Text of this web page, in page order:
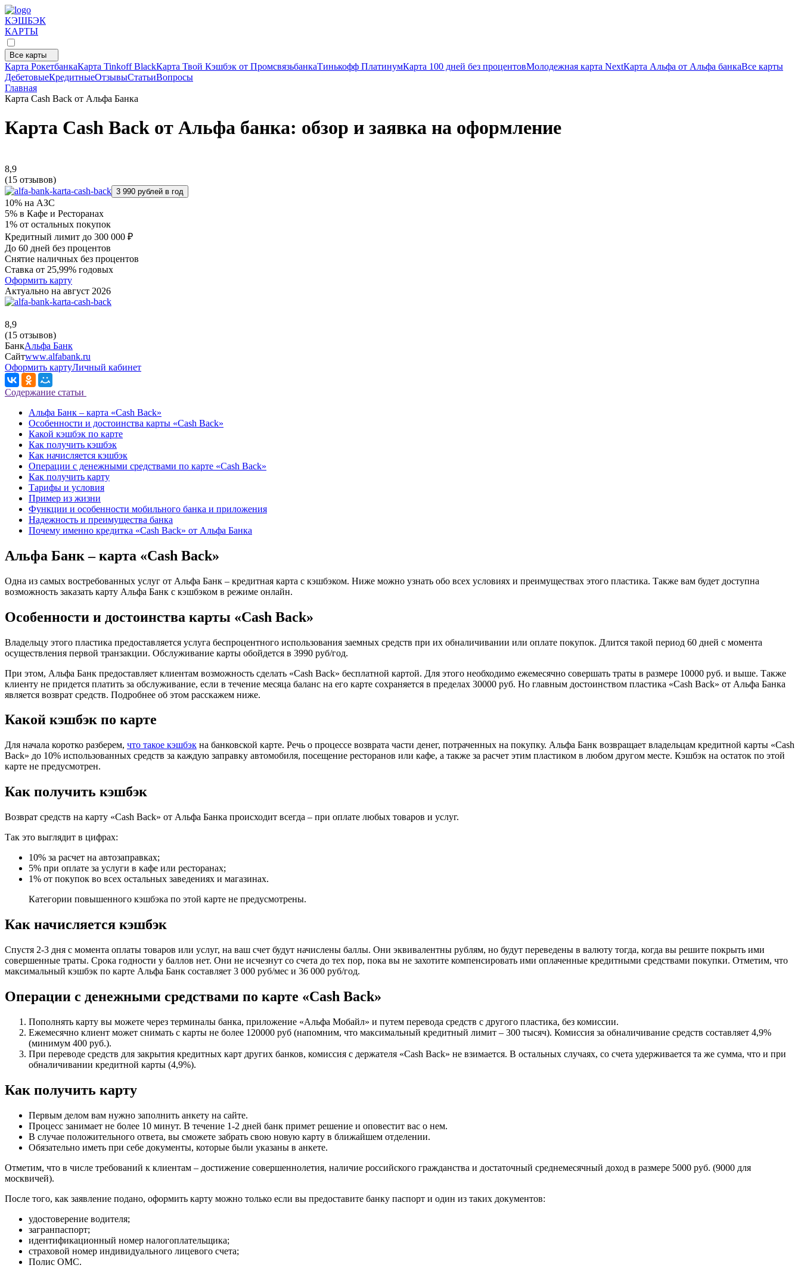
КЭШБЭК
КАРТЫ
Все карты
Карта РокетбанкаКарта Tinkoff BlackКарта Твой Кэшбэк от ПромсвязьбанкаТинькофф ПлатинумКарта 100 дней без процентовМолодежная карта NextКарта Альфа от Альфа банкаВсе карты
ДебетовыеКредитныеОтзывыСтатьиВопросы
Главная
Карта Cash Back от Альфа Банка
Карта Cash Back от Альфа банка: обзор и заявка на оформление
8,9
(15 отзывов)
3 990 рублей в год
10% на АЗС
5% в Кафе и Ресторанах
1% от остальных покупок
Кредитный лимит до 300 000 ₽
До 60 дней без процентов
Снятие наличных без процентов
Ставка от 25,99% годовых
Оформить карту
Актуально на август 2026
8,9
(15 отзывов)
БанкАльфа Банк
Сайтwww.alfabank.ru
Оформить картуЛичный кабинет
Содержание статьи
Альфа Банк – карта «Cash Back»
Особенности и достоинства карты «Cash Back»
Какой кэшбэк по карте
Как получить кэшбэк
Как начисляется кэшбэк
Операции с денежными средствами по карте «Cash Back»
Как получить карту
Тарифы и условия
Пример из жизни
Функции и особенности мобильного банка и приложения
Надежность и преимущества банка
Почему именно кредитка «Cash Back» от Альфа Банка
Альфа Банк – карта «Cash Back»
Одна из самых востребованных услуг от Альфа Банк – кредитная карта с кэшбэком. Ниже можно узнать обо всех условиях и преимуществах этого пластика. Также вам будет доступна
возможность заказать карту Альфа Банк с кэшбэком в режиме онлайн.
Особенности и достоинства карты «Cash Back»
Владельцу этого пластика предоставляется услуга беспроцентного использования заемных средств при их обналичивании или оплате покупок. Длится такой период 60 дней с момента
осуществления первой транзакции. Обслуживание карты обойдется в 3990 руб/год.
При этом, Альфа Банк предоставляет клиентам возможность сделать «Cash Back» бесплатной картой. Для этого необходимо ежемесячно совершать траты в размере 10000 руб. и выше. Также
клиенту не придется платить за обслуживание, если в течение месяца баланс на его карте сохраняется в пределах 30000 руб. Но главным достоинством пластика «Cash Back» от Альфа Банка
является возврат средств. Подробнее об этом расскажем ниже.
Какой кэшбэк по карте
Для начала коротко разберем, что такое кэшбэк на банковской карте. Речь о процессе возврата части денег, потраченных на покупку. Альфа Банк возвращает владельцам кредитной карты «Cash
Back» до 10% использованных средств за каждую заправку автомобиля, посещение ресторанов или кафе, а также за расчет этим пластиком в любом другом месте. Кэшбэк на остаток по этой
карте не предусмотрен.
Как получить кэшбэк
Возврат средств на карту «Cash Back» от Альфа Банка происходит всегда – при оплате любых товаров и услуг.
Так это выглядит в цифрах:
10% за расчет на автозаправках;
5% при оплате за услуги в кафе или ресторанах;
1% от покупок во всех остальных заведениях и магазинах.
Категории повышенного кэшбэка по этой карте не предусмотрены.
Как начисляется кэшбэк
Спустя 2-3 дня с момента оплаты товаров или услуг, на ваш счет будут начислены баллы. Они эквивалентны рублям, но будут переведены в валюту тогда, когда вы решите покрыть ими
совершенные траты. Срока годности у баллов нет. Они не исчезнут со счета до тех пор, пока вы не захотите компенсировать ими оплаченные кредитными средствами покупки. Отметим, что
максимальный кэшбэк по карте Альфа Банк составляет 3 000 руб/мес и 36 000 руб/год.
Операции с денежными средствами по карте «Cash Back»
Пополнять карту вы можете через терминалы банка, приложение «Альфа Мобайл» и путем перевода средств с другого пластика, без комиссии.
Ежемесячно клиент может снимать с карты не более 120000 руб (напомним, что максимальный кредитный лимит – 300 тысяч). Комиссия за обналичивание средств составляет 4,9%
(минимум 400 руб.).
При переводе средств для закрытия кредитных карт других банков, комиссия с держателя «Сash Back» не взимается. В остальных случаях, со счета удерживается та же сумма, что и при
обналичивании кредитной карты (4,9%).
Как получить карту
Первым делом вам нужно заполнить анкету на сайте.
Процесс занимает не более 10 минут. В течение 1-2 дней банк примет решение и оповестит вас о нем.
В случае положительного ответа, вы сможете забрать свою новую карту в ближайшем отделении.
Обязательно иметь при себе документы, которые были указаны в анкете.
Отметим, что в числе требований к клиентам – достижение совершеннолетия, наличие российского гражданства и достаточный среднемесячный доход в размере 5000 руб. (9000 для
москвичей).
После того, как заявление подано, оформить карту можно только если вы предоставите банку паспорт и один из таких документов:
удостоверение водителя;
загранпаспорт;
идентификационный номер налогоплательщика;
страховой номер индивидуального лицевого счета;
Полис ОМС.